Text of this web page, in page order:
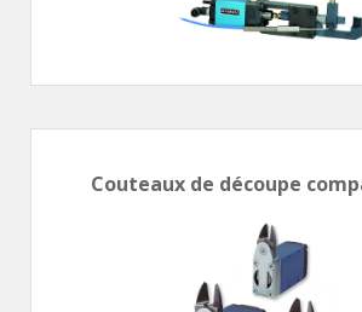
Auxiliaires de ligne
Électrovannes tous fluides
DISTRIBUTEURS
Commande à pédale
Commande pneumatique
Couteaux de découpe